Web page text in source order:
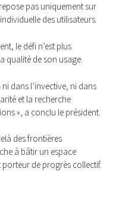
pas uniquement sur
des utilisateurs.
le défi n’est plus
qualité de son usage.
dans l’invective, ni dans
et la recherche
», a conclu le président.
des frontières
à bâtir un espace
de progrès collectif.